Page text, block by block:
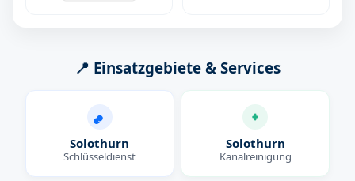
📍 Einsatzgebiete & Services
Solothurn
Schlüsseldienst
Solothurn
Kanalreinigung